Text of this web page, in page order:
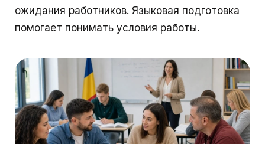
ожидания работников. Языковая подготовка
помогает понимать условия работы.